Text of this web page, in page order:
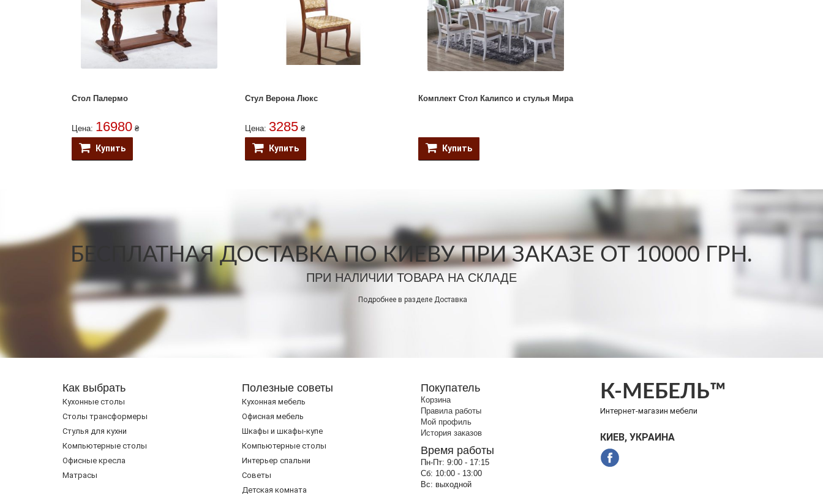
Стол Палермо
Цена: 16980 ₴
Купить
Стул Верона Люкс
Цена: 3285 ₴
Купить
Комплект Стол Калипсо и стулья Мира
Купить
БЕСПЛАТНАЯ ДОСТАВКА ПО КИЕВУ ПРИ ЗАКАЗЕ ОТ 10000 ГРН.
ПРИ НАЛИЧИИ ТОВАРА НА СКЛАДЕ
Подробнее в разделе Доставка
Как выбрать
Кухонные столы
Cтолы трансформеры
Стулья для кухни
Компьютерные столы
Офисные кресла
Матрасы
Полезные советы
Кухонная мебель
Офисная мебель
Шкафы и шкафы-купе
Компьютерные столы
Интерьер спальни
Советы
Детская комната
Покупатель
Корзина
Правила работы
Мой профиль
История заказов
Время работы
Пн-Пт: 9:00 - 17:15
Сб: 10:00 - 13:00
Вс: выходной
К-МЕБЕЛЬ™
Интернет-магазин мебели
КИЕВ, УКРАИНА